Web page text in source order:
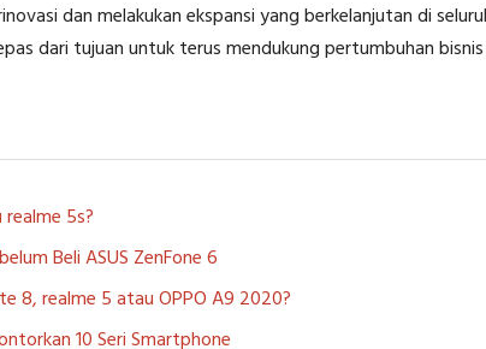
dan melakukan ekspansi yang berkelanjutan di
dari tujuan untuk terus mendukung pertumbuhan
5s?
Beli ASUS ZenFone 6
8, realme 5 atau OPPO A9 2020?
10 Seri Smartphone